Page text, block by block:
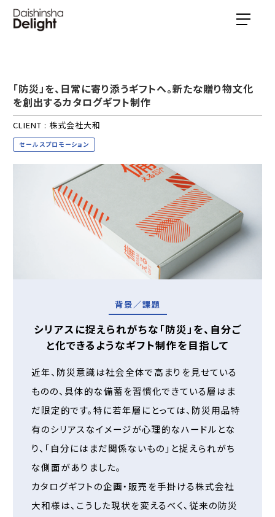
「防災」を、日常に寄り添うギフトへ。新たな贈り物文化
を創出するカタログギフト制作
CLIENT : 株式会社大和
セールスプロモーション
背景／課題
シリアスに捉えられがちな「防災」を、自分ご
と化できるようなギフト制作を目指して
近年、防災意識は社会全体で高まりを見せている
ものの、具体的な備蓄を習慣化できている層はま
だ限定的です。特に若年層にとっては、防災用品特
有のシリアスなイメージが心理的なハードルとな
り、「自分にはまだ関係ないもの」と捉えられがち
な側面がありました。
カタログギフトの企画・販売を手掛ける株式会社
大和様は、こうした現状を変えるべく、従来の防災